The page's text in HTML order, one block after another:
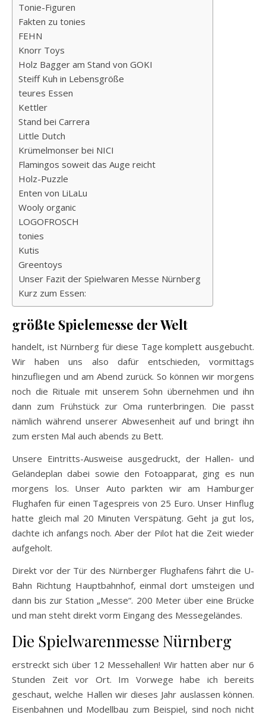
Tonie-Figuren
Fakten zu tonies
FEHN
Knorr Toys
Holz Bagger am Stand von GOKI
Steiff Kuh in Lebensgröße
teures Essen
Kettler
Stand bei Carrera
Little Dutch
Krümelmonser bei NICI
Flamingos soweit das Auge reicht
Holz-Puzzle
Enten von LiLaLu
Wooly organic
LOGOFROSCH
tonies
Kutis
Greentoys
Unser Fazit der Spielwaren Messe Nürnberg
Kurz zum Essen:
größte Spielemesse der Welt
handelt, ist Nürnberg für diese Tage komplett ausgebucht.
Wir haben uns also dafür entschieden, vormittags
hinzufliegen und am Abend zurück. So können wir morgens
noch die Rituale mit unserem Sohn übernehmen und ihn
dann zum Frühstück zur Oma runterbringen. Die passt
nämlich während unserer Abwesenheit auf und bringt ihn
zum ersten Mal auch abends zu Bett.
Unsere Eintritts-Ausweise ausgedruckt, der Hallen- und
Geländeplan dabei sowie den Fotoapparat, ging es nun
morgens los. Unser Auto parkten wir am Hamburger
Flughafen für einen Tagespreis von 25 Euro. Unser Hinflug
hatte gleich mal 20 Minuten Verspätung. Geht ja gut los,
dachte ich anfangs noch. Aber der Pilot hat die Zeit wieder
aufgeholt.
Direkt vor der Tür des Nürnberger Flughafens fährt die U-
Bahn Richtung Hauptbahnhof, einmal dort umsteigen und
dann bis zur Station „Messe“. 200 Meter über eine Brücke
und man steht direkt vorm Eingang des Messegeländes.
Die Spielwarenmesse Nürnberg
erstreckt sich über 12 Messehallen! Wir hatten aber nur 6
Stunden Zeit vor Ort. Im Vorwege habe ich bereits
geschaut, welche Hallen wir dieses Jahr auslassen können.
Eisenbahnen und Modellbau zum Beispiel, sind noch nicht